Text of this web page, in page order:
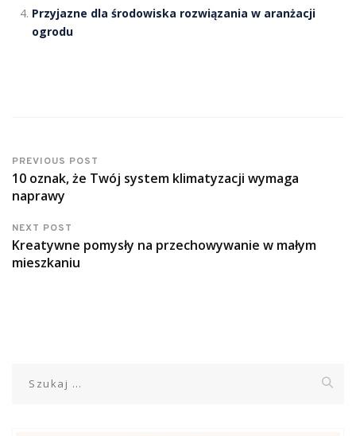
Przyjazne dla środowiska rozwiązania w aranżacji
ogrodu
PREVIOUS POST
10 oznak, że Twój system klimatyzacji wymaga
naprawy
NEXT POST
Kreatywne pomysły na przechowywanie w małym
mieszkaniu